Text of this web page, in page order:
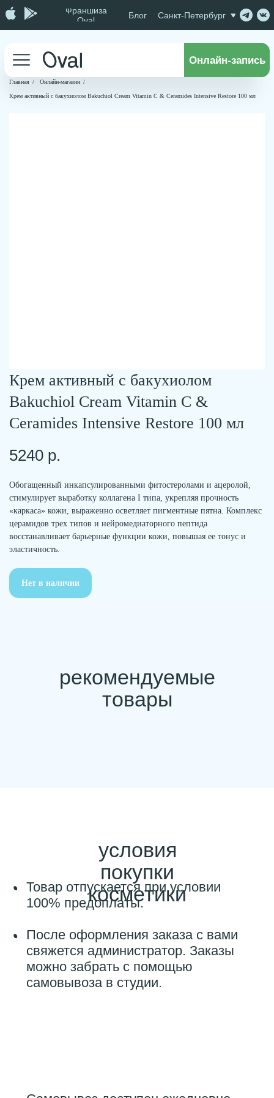
Блог Санкт-Петербург
Франшиза
Oval
Онлайн-запись
Главная / Онлайн-магазин /
Крем активный с бакухиолом Bakuchiol Cream Vitamin C & Ceramides Intensive Restore 100 мл
Крем активный с бакухиолом
Bakuchiol Cream Vitamin C &
Ceramides Intensive Restore 100 мл
5240 р.
Обогащенный инкапсулированными фитостеролами и ацеролой,
стимулирует выработку коллагена I типа, укрепляя прочность
«каркаса» кожи, выраженно осветляет пигментные пятна. Комплекс
церамидов трех типов и нейромедиаторного пептида
восстанавливает барьерные функции кожи, повышая ее тонус и
эластичность.
Нет в наличии
рекомендуемые
товары
свяжется администратор. Заказы
можно забрать с помощью
самовывоза в студии.
⁃ СПб, Комендантский пр. 58к1
(ст. м. Комендантский проспект)
⁃ СПб, пр-т. Коломяжский, д. 15 к. 1
(ст. м. Пионерская)
(ЖК Балтийская жемчужина,
ст. м. Ленинский проспект)
⁃ СПб, Ул., Восстания, 22
(ст.м. Площадь Восстания)